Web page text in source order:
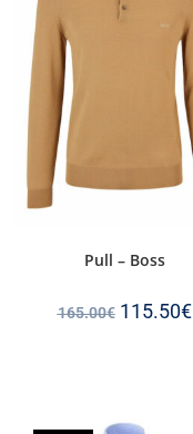
Pull – Boss
165.00€ 115.50€